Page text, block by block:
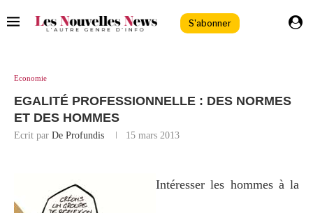
S'abonner
Economie
EGALITÉ PROFESSIONNELLE : DES NORMES
ET DES HOMMES
Ecrit par De Profundis 15 mars 2013
Intéresser les hommes à la